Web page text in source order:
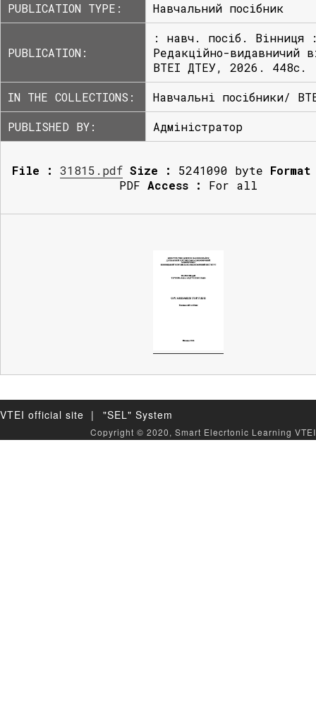
PUBLICATION TYPE:
Навчальний посібник
PUBLICATION:
: навч. посіб. Вінниця
Редакційно-видавничий
ВТЕІ ДТЕУ, 2026. 448с.
IN THE COLLECTIONS:
Навчальні посібники/
PUBLISHED BY:
Адміністратор
File : 31815.pdf Size : 5241090 byte
PDF Access : For all
VTEI official site | "SEL" System
Copyright © 2020, Smart Elecrtonic Learning VTEI